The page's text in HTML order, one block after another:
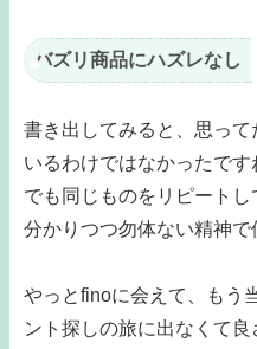
バズリ商品にハズレなし
書き出してみると、思っ
いるわけではなかったです
でも同じものをリピート
分かりつつ勿体ない精神
やっとfinoに会えて、もう
ント探しの旅に出なくて